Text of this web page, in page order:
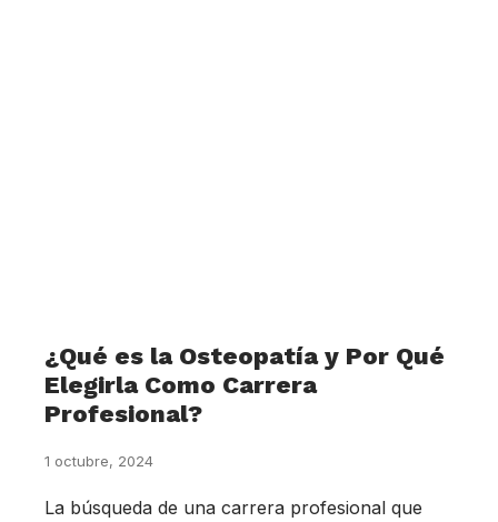
¿Qué es la Osteopatía y Por Qué
Elegirla Como Carrera
Profesional?
1 octubre, 2024
La búsqueda de una carrera profesional que